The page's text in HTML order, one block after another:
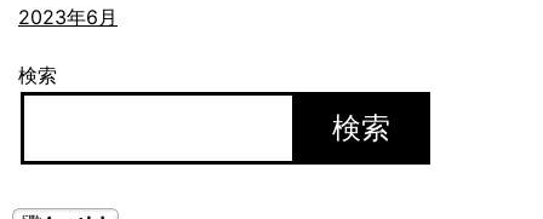
2023年6月
検索
検索